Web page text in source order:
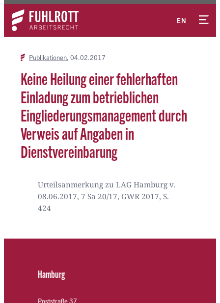
Zum
Inhalt
springen
EN
Kontakt
Publikationen 04.02.2017
Keine Heilung einer fehlerhaften
Einladung zum betrieblichen
Eingliederungsmanagement durch
Verweis auf Angaben in
Dienstvereinbarung
Urteilsanmerkung zu LAG Hamburg v.
08.06.2017, 7 Sa 20/17, GWR 2017, S.
424
Hamburg
Poststraße 37